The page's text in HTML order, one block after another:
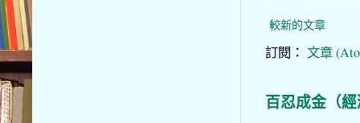
較新的文章
訂閱： 文章
百忍成金（